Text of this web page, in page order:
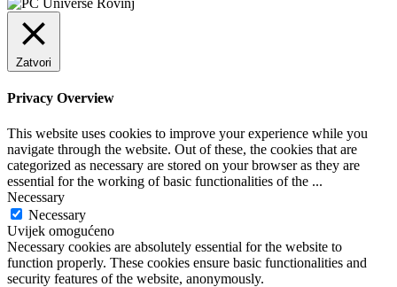
Zatvori
Privacy Overview
This website uses cookies to improve your experience while you
navigate through the website. Out of these, the cookies that are
categorized as necessary are stored on your browser as they are
essential for the working of basic functionalities of the ...
Necessary
Necessary
Uvijek omogućeno
Necessary cookies are absolutely essential for the website to
function properly. These cookies ensure basic functionalities and
security features of the website, anonymously.